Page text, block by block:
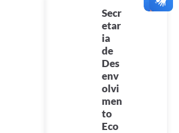
Secr
etar
ia
de
Des
env
olvi
men
to
Eco